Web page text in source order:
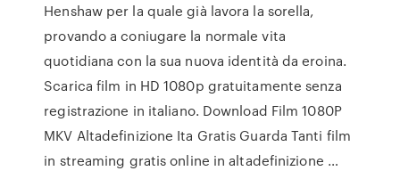
Henshaw per la quale già lavora la sorella,
provando a coniugare la normale vita
quotidiana con la sua nuova identità da eroina.
Scarica film in HD 1080p gratuitamente senza
registrazione in italiano. Download Film 1080P
MKV Altadefinizione Ita Gratis Guarda Tanti film
in streaming gratis online in altadefinizione …